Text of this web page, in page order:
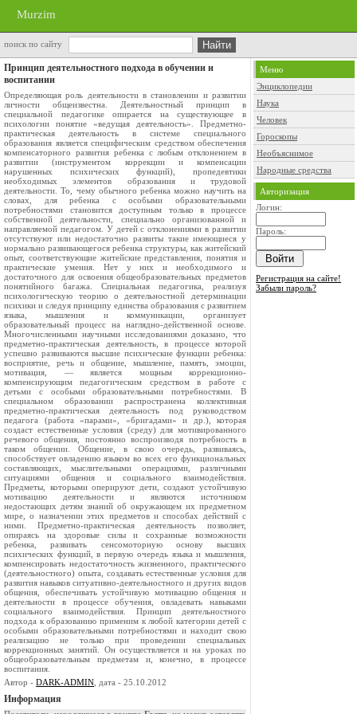
Murzim
поиск по сайту
Принцип деятельностного подхода в обучении и
воспитании
Определяющая роль деятельности в становлении и развитии
личности общеизвестна. Деятельностный принцип в
специальной педагогике опирается на существующее в
психологии понятие «ведущая деятельность». Предметно-
практическая деятельность в системе специального
образования является специфическим средством обеспечения
компенсаторного развития ребенка с любым отклонением в
развитии (инструментом коррекции и компенсации
нарушенных психических функций), пропедевтики
необходимых элементов образования и трудовой
деятельности. То, чему обычного ребенка можно научить на
словах, для ребенка с особыми образовательными
потребностями становится доступным только в процессе
собственной деятельности, специально организованной и
направляемой педагогом. У детей с отклонениями в развитии
отсутствуют или недостаточно развиты такие имеющиеся у
нормально развивающегося ребенка структуры, как житейский
опыт, соответствующие житейские представления, понятия и
практические умения. Нет у них и необходимого и
достаточного для освоения общеобразовательных предметов
понятийного багажа. Специальная педагогика, реализуя
психологическую теорию о деятельностной детерминации
психики и следуя принципу единства образования с развитием
языка, мышления и коммуникации, организует
образовательный процесс на наглядно-действенной основе.
Многочисленными научными исследованиями доказано, что
предметно-практическая деятельность, в процессе которой
успешно развиваются высшие психические функции ребенка:
восприятие, речь и общение, мышление, память, эмоции,
мотивация, — является мощным коррекционно-
компенсирующим педагогическим средством в работе с
детьми с особыми образовательными потребностями. В
специальном образовании распространена коллективная
предметно-практическая деятельность под руководством
педагога (работа «парами», «бригадами» и др.), которая
создаст естественные условия (среду) для мотивированного
речевого общения, постоянно воспроизводя потребность в
таком общении. Общение, в свою очередь, развиваясь,
способствует овладению языком во всех его функциональных
составляющих, мыслительными операциями, различными
ситуациями общения и социального взаимодействия.
Предметы, которыми оперируют дети, создают устойчивую
мотивацию деятельности и являются источником
недостающих детям знаний об окружающем их предметном
мире, о назначении этих предметов и способах действий с
ними. Предметно-практическая деятельность позволяет,
опираясь на здоровые силы и сохранные возможности
ребенка, развивать сенсомоторную основу высших
психических функций, в первую очередь языка и мышления,
компенсировать недостаточность жизненного, практического
(деятельностного) опыта, создавать естественные условия для
развития навыков ситуативно-деятельностного и других видов
общения, обеспечивать устойчивую мотивацию общения и
деятельности в процессе обучения, овладевать навыками
социального взаимодействия. Принцип деятельностного
подхода к образованию применим к любой категории детей с
особыми образовательными потребностями и находит свою
реализацию не только при проведении специальных
коррекционных занятий. Он осуществляется и на уроках по
общеобразовательным предметам и, конечно, в процессе
воспитания.
Автор - DARK-ADMIN , дата - 25.10.2012
Информация
Меню
Энциклопедии
Наука
Человек
Гороскопы
Необъяснимое
Народные средства
Авторизация
Логин:
Пароль:
Регистрация на сайте!
Забыли пароль?